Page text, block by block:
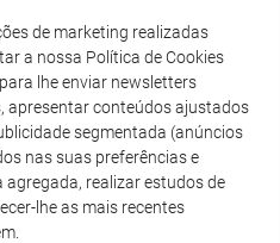
de marketing realizadas
a nossa Política de Cookies
lhe enviar newsletters
apresentar conteúdos ajustados
segmentada (anúncios
nas suas preferências e
agregada, realizar estudos de
lhe as mais recentes